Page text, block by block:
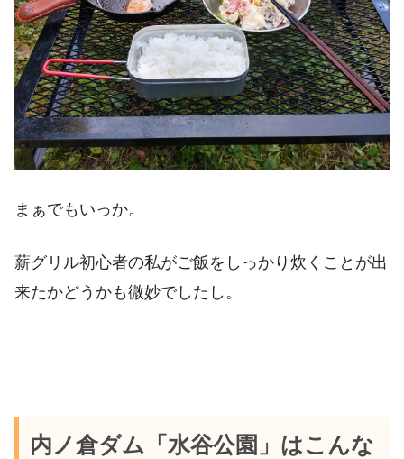
まぁでもいっか。
薪グリル初心者の私がご飯をしっかり炊くことが出
来たかどうかも微妙でしたし。
内ノ倉ダム「水谷公園」はこんな